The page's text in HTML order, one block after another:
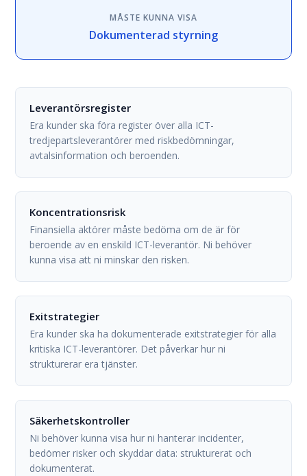
MÅSTE KUNNA VISA
Dokumenterad styrning
Leverantörsregister
Era kunder ska föra register över alla ICT-
tredjepartsleverantörer med riskbedömningar,
avtalsinformation och beroenden.
Koncentrationsrisk
Finansiella aktörer måste bedöma om de är för
beroende av en enskild ICT-leverantör. Ni behöver
kunna visa att ni minskar den risken.
Exitstrategier
Era kunder ska ha dokumenterade exitstrategier för alla
kritiska ICT-leverantörer. Det påverkar hur ni
strukturerar era tjänster.
Säkerhetskontroller
Ni behöver kunna visa hur ni hanterar incidenter,
bedömer risker och skyddar data: strukturerat och
dokumenterat.